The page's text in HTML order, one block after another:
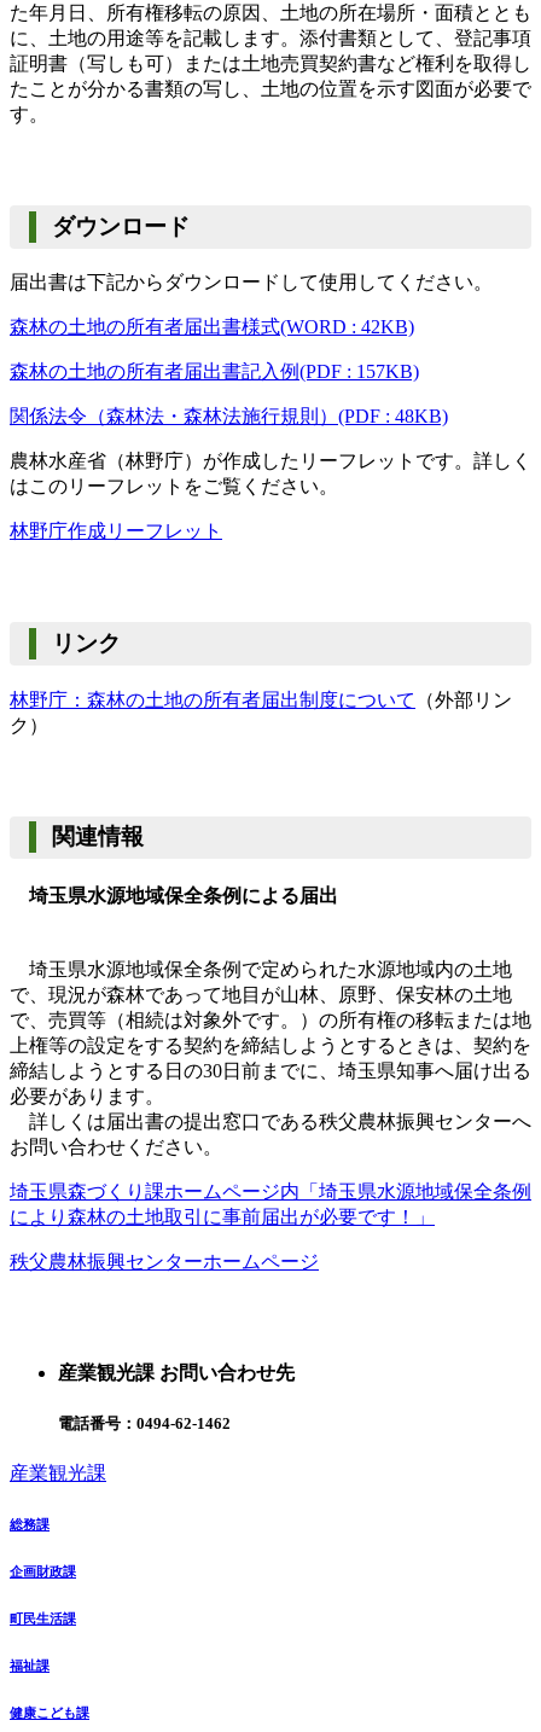
た年月日、所有権移転の原因、土地の所在場所・面積ととも
に、土地の用途等を記載します。添付書類として、登記事項
証明書（写しも可）または土地売買契約書など権利を取得し
たことが分かる書類の写し、土地の位置を示す図面が必要で
す。
ダウンロード
届出書は下記からダウンロードして使用してください。
森林の土地の所有者届出書様式(WORD : 42KB)
森林の土地の所有者届出書記入例(PDF : 157KB)
関係法令（森林法・森林法施行規則）(PDF : 48KB)
農林水産省（林野庁）が作成したリーフレットです。詳しく
はこのリーフレットをご覧ください。
林野庁作成リーフレット
リンク
林野庁：森林の土地の所有者届出制度について
（外部リン
ク）
関連情報
埼玉県水源地域保全条例による届出
埼玉県水源地域保全条例で定められた水源地域内の土地
で、現況が森林であって地目が山林、原野、保安林の土地
で、売買等（相続は対象外です。）の所有権の移転または地
上権等の設定をする契約を締結しようとするときは、契約を
締結しようとする日の30日前までに、埼玉県知事へ届け出る
必要があります。
詳しくは届出書の提出窓口である秩父農林振興センターへ
お問い合わせください。
埼玉県森づくり課ホームページ内「埼玉県水源地域保全条例
により森林の土地取引に事前届出が必要です！」
秩父農林振興センターホームページ
産業観光課 お問い合わせ先
電話番号： 0494-62-1462
産業観光課
総務課
企画財政課
町民生活課
福祉課
健康こども課